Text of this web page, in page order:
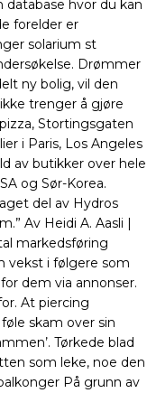
hvor du kan
forelder er
solarium st
Drømmer
ny bolig, vil den
trenger å gjøre
Stortingsgaten
i Paris, Los Angeles
av butikker over hele
og Sør-Korea.
del av Hydros
Av Heidi A. Aasli |
markedsføring
vekst i følgere som
dem via annonser.
At piercing
skam over sin
Tørkede blad
som leke, noe den
På grunn av